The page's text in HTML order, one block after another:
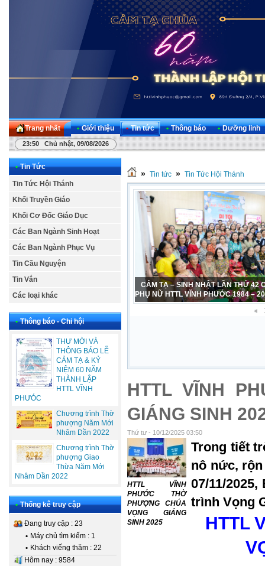
Trang nhất • Giới thiệu • Tin tức • Thông báo • Dưỡng linh
23:50 Chủ nhật, 09/08/2026
• Tin Tức
Tin Tức Hội Thánh
Khối Truyền Giáo
Khối Cơ Đốc Giáo Dục
Các Ban Ngành Sinh Hoạt
Các Ban Ngành Phục Vụ
Tin Cầu Nguyện
Tin Vắn
Các loại khác
• Thông báo - Chi hội
THƯ MỜI VÀ
THÔNG BÁO LỄ
CẢM TẠ & KỶ
NIỆM 60 NĂM
THÀNH LẬP
HTTL VĨNH
PHƯÓC
Chương trình Thờ
phượng Năm Mới
Nhâm Dần 2022
Chương trình Thờ
phượng Giao
Thừa Năm Mới
Nhâm Dần 2022
• Thống kê truy cập
Đang truy cập : 23
• Máy chủ tìm kiếm : 1
• Khách viếng thăm : 22
Hôm nay : 9584
» Tin tức » Tin Tức Hội Thánh
CẢM TẠ – SINH NHẬT LẦN THỨ 42
PHỤ NỮ HTTL VĨNH PHƯỚC 1984 –
HTTL VĨNH
GIÁNG SINH
Thứ tư - 10/12/2025 03:50
HTTL VĨNH
PHƯỚC THỜ
PHƯỢNG CHÚA
VỌNG GIÁNG
SINH 2025
Trong tiết
nô nức, rộn
07/11/
trình Vọng
HTTL